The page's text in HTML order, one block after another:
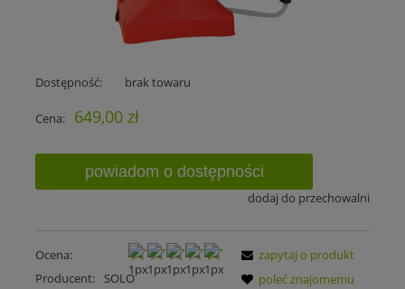
Dostępność: brak towaru
Cena: 649,00 zł
powiadom o dostępności
dodaj do przechowalni
Ocena:
Producent:
SOLO
zapytaj o produkt
poleć znajomemu